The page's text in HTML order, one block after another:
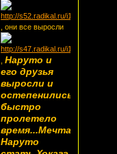
, они все выросли
,Наруто и
его друзья
выросли и
остепенились.Как
быстро
пролетело
время...Мечта
Наруто